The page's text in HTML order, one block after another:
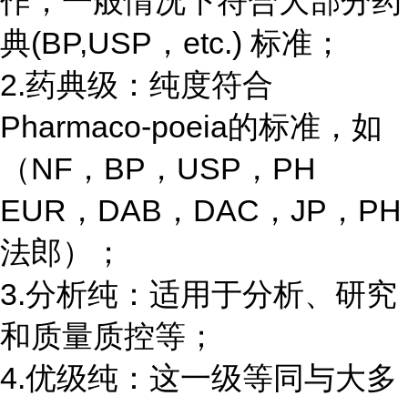
典(BP,USP，etc.) 标准；
2.药典级：纯度符合
Pharmaco-poeia的标准，如
（NF，BP，USP，PH
EUR，DAB，DAC，JP，PH
法郎）；
3.分析纯：适用于分析、研究
和质量质控等；
4.优级纯：这一级等同与大多